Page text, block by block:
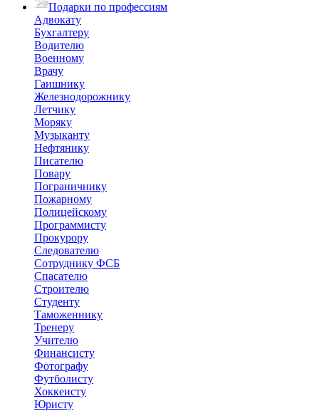
Подарки по профессиям
Адвокату
Бухгалтеру
Водителю
Военному
Врачу
Гаишнику
Железнодорожнику
Летчику
Моряку
Музыканту
Нефтянику
Писателю
Повару
Пограничнику
Пожарному
Полицейскому
Программисту
Прокурору
Следователю
Сотруднику ФСБ
Спасателю
Строителю
Студенту
Таможеннику
Тренеру
Учителю
Финансисту
Фотографу
Футболисту
Хоккеисту
Юристу